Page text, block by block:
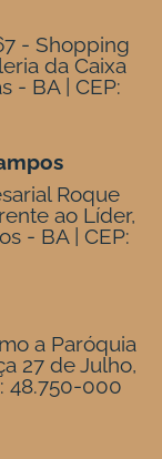
- Shopping
da Caixa
- BA | CEP:
Roque
ao Líder,
- BA | CEP:
a Paróquia
27 de Julho,
48.750-000